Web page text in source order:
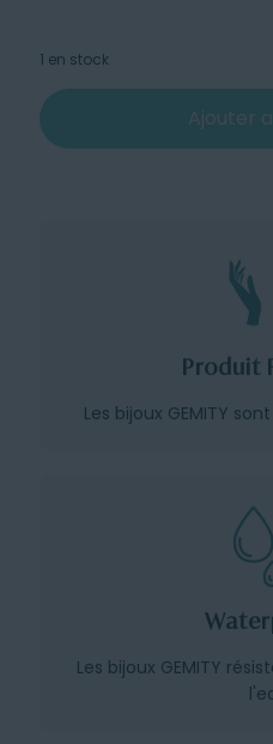
1 en stock
Ajouter
Produit
Les bijoux GEMITY
Les bijoux GEMITY